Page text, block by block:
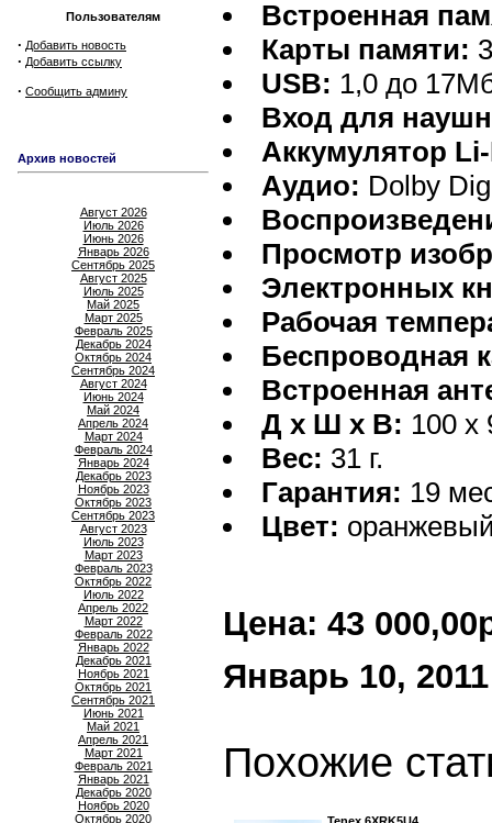
Пользователям
· Добавить новость
· Добавить ссылку
· Сообщить админу
Архив новостей
Август 2026
Июль 2026
Июнь 2026
Январь 2026
Сентябрь 2025
Август 2025
Июль 2025
Май 2025
Март 2025
Февраль 2025
Декабрь 2024
Октябрь 2024
Сентябрь 2024
Август 2024
Июнь 2024
Май 2024
Апрель 2024
Март 2024
Февраль 2024
Январь 2024
Декабрь 2023
Ноябрь 2023
Октябрь 2023
Сентябрь 2023
Август 2023
Июль 2023
Март 2023
Февраль 2023
Октябрь 2022
Июль 2022
Апрель 2022
Март 2022
Февраль 2022
Январь 2022
Декабрь 2021
Ноябрь 2021
Октябрь 2021
Сентябрь 2021
Июнь 2021
Май 2021
Апрель 2021
Март 2021
Февраль 2021
Январь 2021
Декабрь 2020
Ноябрь 2020
Октябрь 2020
Встроенная
Карты памяти:
USB: 1,0 до
Вход для
Аккумулятор
Аудио: Dolby
Просмотр
Электронных
Рабочая
Беспроводная
Встроенная
Д х Ш х В: 100 x
Вес: 31 г.
Гарантия: 19
Цвет:
Цена: 43
Январь 10, 2011
Похожие